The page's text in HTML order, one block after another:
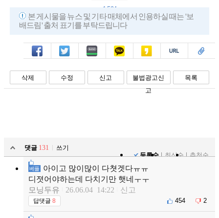
1,594
본 게시물을 뉴스 및 기타 매체에서 인용하실 때는 '보
배드림' 출처 표기를 부탁드립니다
페북 트윗 밴드 카톡 카스 복사 스크랩
삭제 수정 신고
불법광고신
고
목록
댓글 131
쓰기
등록순
최신순 추천순
베플
아이고 많이많이 다쳣겟다ㅠㅠ
디졋어야하는데 다치기만 햇네ㅜㅜ
모닝두유
26.06.04 14:22 신고
답댓글 8 454 2